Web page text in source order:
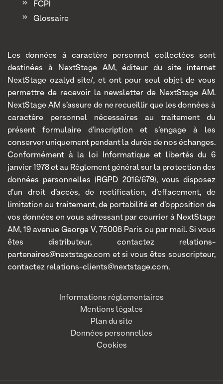
FCPI
Glossaire
Les données à caractère personnel collectées sont
destinées à NextStage AM, éditeur du site internet
NextStage ozalyd site/, et ont pour seul objet de vous
permettre de recevoir la newsletter de NextStage AM.
NextStage AM s’assure de ne recueillir que les données à
caractère personnel nécessaires au traitement du
présent formulaire d’inscription et s’engage à les
conserver uniquement pendant la durée de nos échanges.
Conformément à la loi Informatique et libertés du 6
janvier 1978 et au Règlement général sur la protection des
données personnelles (RGPD 2016/679), vous disposez
d’un droit d’accès, de rectification, d’effacement, de
limitation au traitement, de portabilité et d’opposition de
vos données en vous adressant par courrier à NextStage
AM, 19 avenue George V, 75008 Paris ou par mail. Si vous
êtes distributeur, contactez relations-
partenaires@nextstage.com et si vous êtes souscripteur,
contactez relations-clients@nextstage.com.
Informations réglementaires
Mentions légales
Plan du site
Données personnelles
Cookies